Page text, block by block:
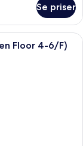
Se priser
memory
Floor 4-6/F)